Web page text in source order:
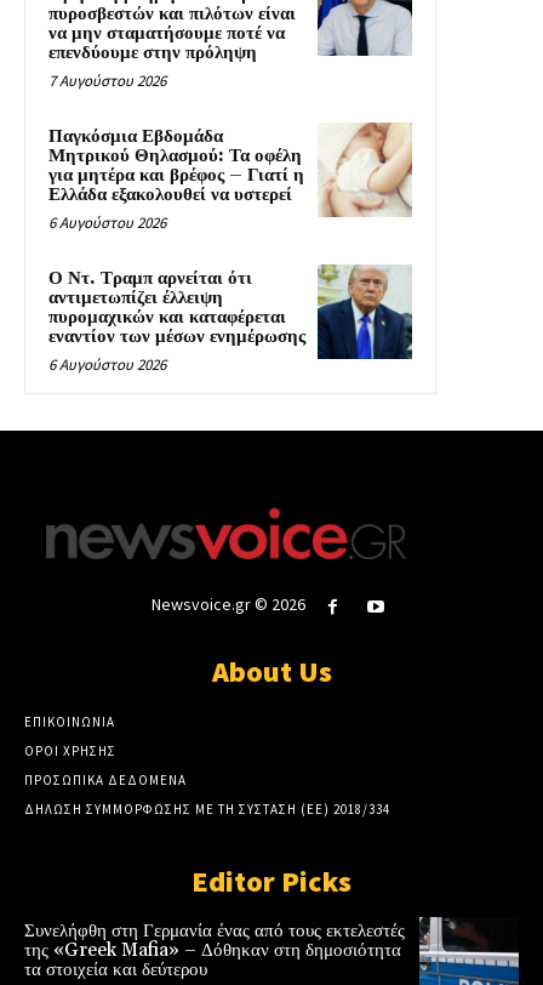
πυροσβεστών και πιλότων είναι
να μην σταματήσουμε ποτέ να
επενδύουμε στην πρόληψη
7 Αυγούστου 2026
Παγκόσμια Εβδομάδα
Μητρικού Θηλασμού: Τα οφέλη
για μητέρα και βρέφος – Γιατί η
Ελλάδα εξακολουθεί να υστερεί
6 Αυγούστου 2026
Ο Ντ. Τραμπ αρνείται ότι
αντιμετωπίζει έλλειψη
πυρομαχικών και καταφέρεται
εναντίον των μέσων ενημέρωσης
6 Αυγούστου 2026
Newsvoice.gr © 2026
About Us
ΕΠΙΚΟΙΝΩΝΙΑ
ΟΡΟΙ ΧΡΗΣΗΣ
ΠΡΟΣΩΠΙΚΑ ΔΕΔΟΜΕΝΑ
ΔΗΛΩΣΗ ΣΥΜΜΟΡΦΩΣΗΣ ΜΕ ΤΗ ΣΥΣΤΑΣΗ (ΕΕ) 2018/334
Editor Picks
Συνελήφθη στη Γερμανία ένας από τους εκτελεστές
της «Greek Mafia» – Δόθηκαν στη δημοσιότητα
τα στοιχεία και δεύτερου